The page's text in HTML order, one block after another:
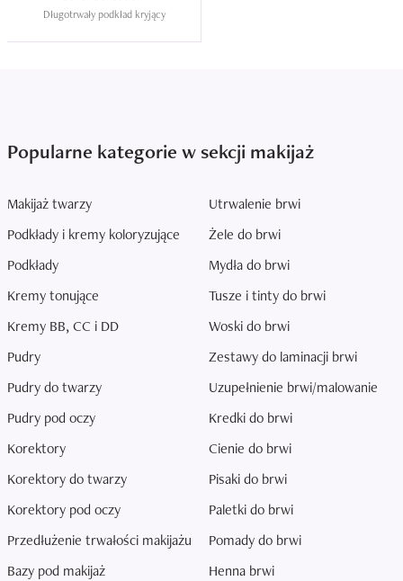
Długotrwały podkład kryjący
Popularne kategorie w sekcji makijaż
Makijaż twarzy
Podkłady i kremy koloryzujące
Podkłady
Kremy tonujące
Kremy BB, CC i DD
Pudry
Pudry do twarzy
Pudry pod oczy
Korektory
Korektory do twarzy
Korektory pod oczy
Przedłużenie trwałości makijażu
Bazy pod makijaż
Utrwalenie brwi
Żele do brwi
Mydła do brwi
Tusze i tinty do brwi
Woski do brwi
Zestawy do laminacji brwi
Uzupełnienie brwi/malowanie
Kredki do brwi
Cienie do brwi
Pisaki do brwi
Paletki do brwi
Pomady do brwi
Henna brwi